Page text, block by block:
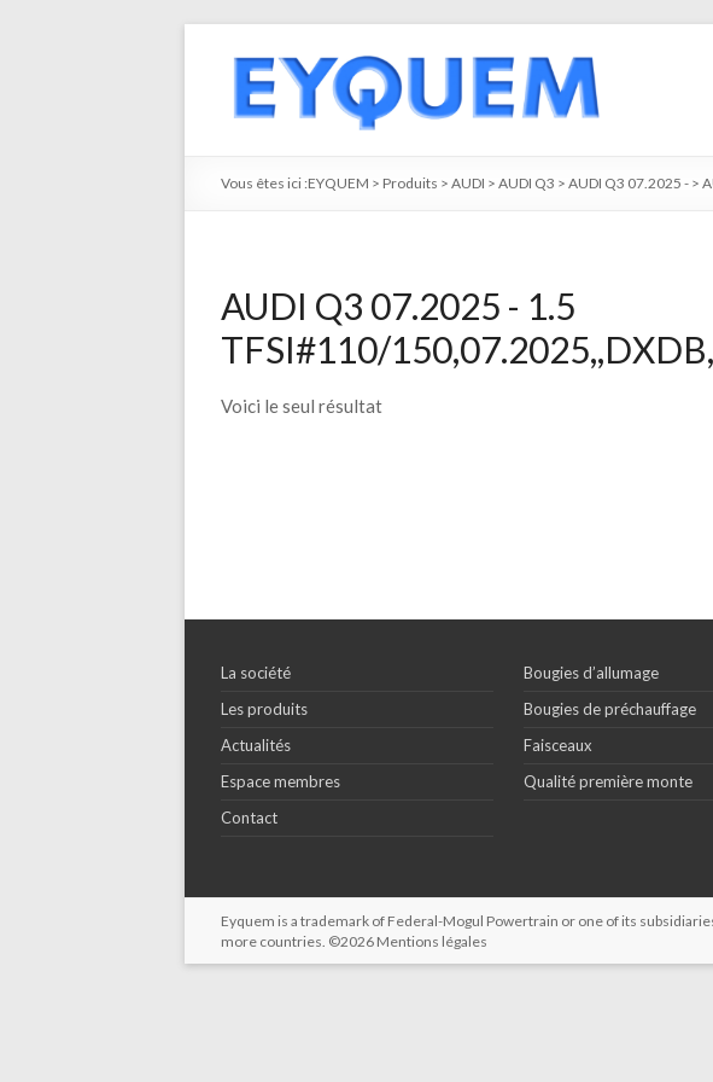
Vous êtes ici :EYQUEM > Produits > AUDI > AUDI Q3 > AUDI Q3 07.2025 - >
AUDI Q3 07.2025 - 1.5
TFSI#110/
Voici le seul résultat
La société
Les produits
Actualités
Espace membres
Contact
Bougies d’allumage
Bougies de préchauffage
Faisceaux
Qualité première monte
Eyquem is a trademark of Federal-Mogul Powertrain or one of its
more countries. ©2026 Mentions légales